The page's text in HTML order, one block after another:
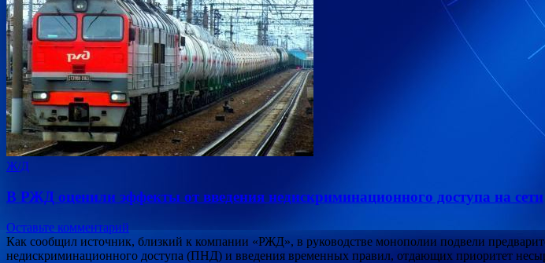
Ж/Д
В РЖД оценили эффекты от введения недискриминационного доступа на сети
Оставьте комментарий
Как сообщил источник, близкий к компании «РЖД», в руководстве монополии подвели
недискриминационного доступа (ПНД) и введения временных правил, отдающих приоритет